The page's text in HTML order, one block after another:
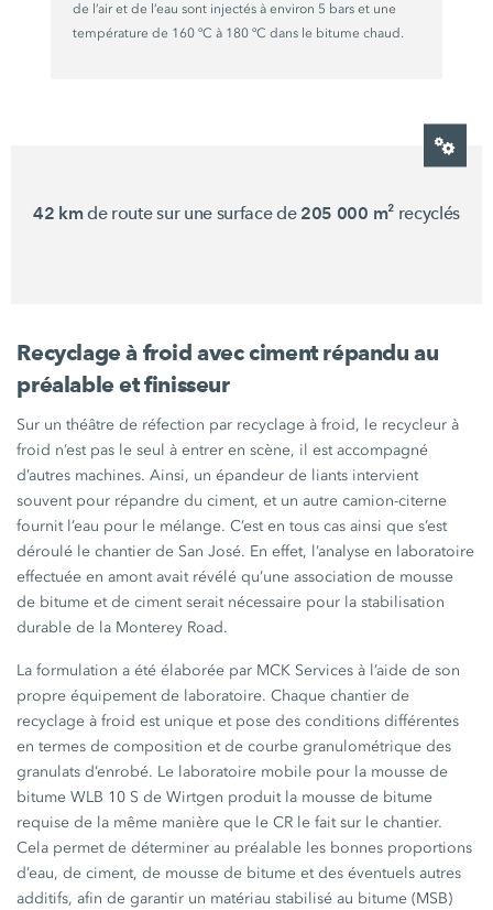
de l’air et de l’eau sont injectés à environ 5 barset une
température de 160 ºC à 180 ºC dans le bitume chaud.
42 kmde route sur une surface de 205 000 m²recyclés
Recyclage à froid avec ciment répandu au
préalable et finisseur
Sur un théâtre de réfection par recyclage à froid, le recycleur à
froid n’est pas le seul à entrer en scène, il est accompagné
d’autres machines. Ainsi, un épandeur de liants intervient
souvent pour répandre du ciment, et un autre camion-citerne
fournit l’eau pour le mélange. C’est en tous cas ainsi que s’est
déroulé le chantier de San José. En effet, l’analyse en laboratoire
effectuée en amont avait révélé qu’une association de mousse
de bitume et de ciment serait nécessaire pour la stabilisation
durable de la Monterey Road.
La formulation a été élaborée par MCK Services à l’aide de son
propre équipement de laboratoire. Chaque chantier de
recyclage à froid est unique et pose des conditions différentes
en termes de composition et de courbe granulométrique des
granulats d’enrobé. Le laboratoire mobile pour la mousse de
bitumeWLB 10 S de Wirtgen produit la mousse de bitume
requise de la même manière que le CR le fait sur le chantier.
Cela permet de déterminer au préalable les bonnes proportions
d’eau, de ciment, de mousse de bitume et des éventuels autres
additifs, afin de garantir un matériau stabilisé au bitume (MSB)